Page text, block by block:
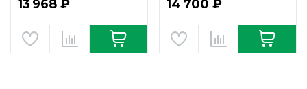
13 968 ₽ 14 700 ₽